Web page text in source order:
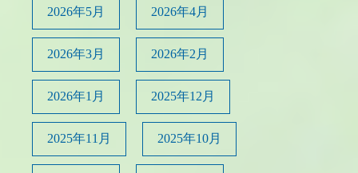
2026年5月 2026年4月
2026年3月 2026年2月
2026年1月 2025年12月
2025年11月 2025年10月